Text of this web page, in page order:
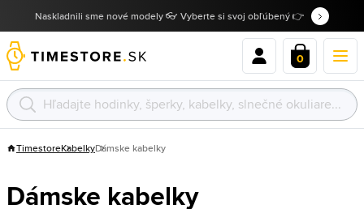
Naskladnili sme nové modely 👓 Vyberte si svoj obľúbený 👉
0
TimestoreKabelkyDámske kabelky
Dámske kabelky